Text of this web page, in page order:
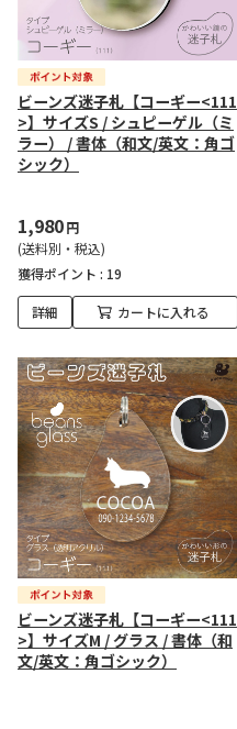
ビーンズ迷子札【コーギー<111
>】サイズS / シュピーゲル（ミ
ラー） / 書体（和文/英文：角ゴ
シック）
1,980円
(送料別・税込)
獲得ポイント : 19
詳細 カートに入れる
ビーンズ迷子札【コーギー<111
>】サイズM / グラス / 書体（和
文/英文：角ゴシック）